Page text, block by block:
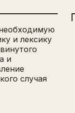
и лексику
и
случая